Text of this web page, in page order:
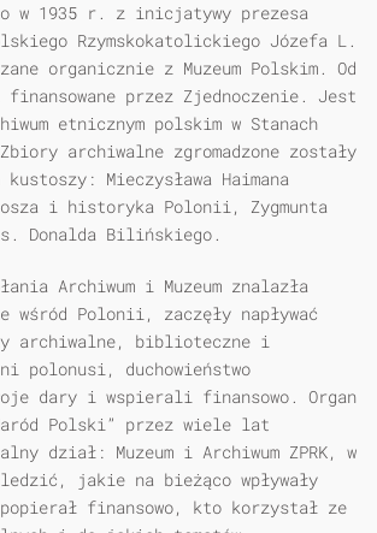
w 1935 r. z inicjatywy prezesa
Rzymskokatolickiego Józefa L.
organicznie z Muzeum Polskim. Od
finansowane przez Zjednoczenie. Jest
etnicznym polskim w Stanach
archiwalne zgromadzone zostały
Mieczysława Haimana
i historyka Polonii, Zygmunta
Donalda Bilińskiego.
Archiwum i Muzeum znalazła
wśród Polonii, zaczęły napływać
archiwalne, biblioteczne i
polonusi, duchowieństwo
dary i wspierali finansowo. Organ
Polski” przez wiele lat
dział: Muzeum i Archiwum ZPRK, w
jakie na bieżąco wpływały
finansowo, kto korzystał ze